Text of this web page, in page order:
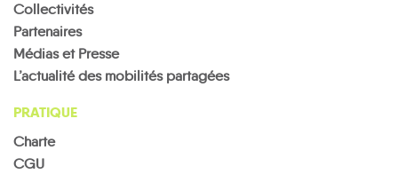
Collectivités
Partenaires
Médias et Presse
L’actualité des mobilités partagées
PRATIQUE
Charte
CGU